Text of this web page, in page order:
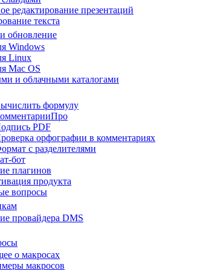
редактирование презентаций
текста
обновление
Windows
Linux
Mac OS
и облачными каталогами
формулу
PDF
орфографии в комментариях
с разделителями
бот
плагинов
продукта
вопросы
провайдера DMS
о макросах
макросов